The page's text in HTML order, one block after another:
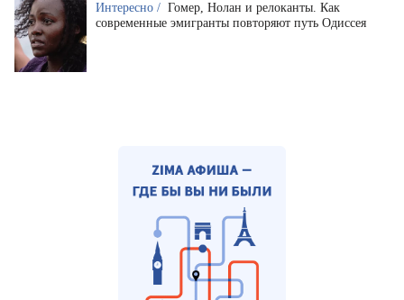
Интересно / Гомер, Нолан и релоканты. Как
современные эмигранты повторяют путь Одиссея